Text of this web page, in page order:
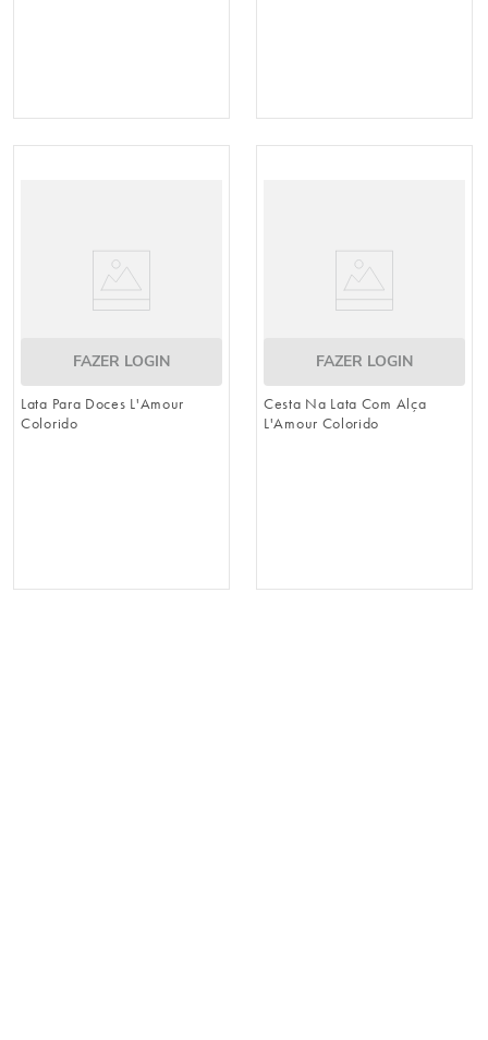
FAZER LOGIN
Lata Para Doces L'Amour
Colorido
FAZER LOGIN
Cesta Na Lata Com Alça
L'Amour Colorido